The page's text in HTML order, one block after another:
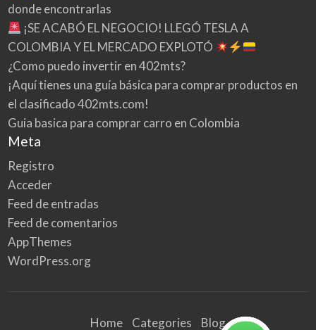
donde encontrarlas
¡SE ACABÓ EL NEGOCIO! LLEGÓ TESLA A
COLOMBIA Y EL MERCADO EXPLOTÓ
¿Como puedo invertir en 402mts?
¡Aquí tienes una guía básica para comprar productos en
el clasificado 402mts.com!
Guia basica para comprar carro en Colombia
Meta
Registro
Acceder
Feed de entradas
Feed de comentarios
AppThemes
WordPress.org
Home Categories Blog